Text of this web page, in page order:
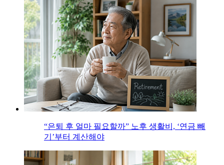
“은퇴 후 얼마 필요할까” 노후 생활비, ‘연금 빼
기’부터 계산해야